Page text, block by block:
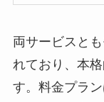
両サービスと
れており、本
す。料金プラ